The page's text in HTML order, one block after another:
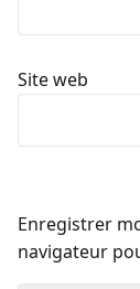
Site web
Enregistrer
navigateur